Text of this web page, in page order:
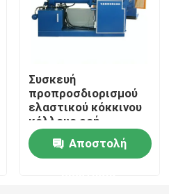
δοκιμής
Συσκευή
προπροσδιορισμού
ελαστικού κόκκινου
κόλλους ροή
παροχής νερού 25°C
20L/min Με οθόνη
αφής LCD υψηλής
Αποστολή